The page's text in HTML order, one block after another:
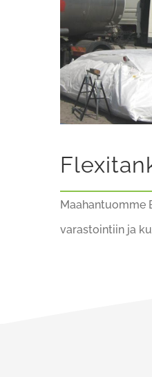
Maahantuomme
varastointiin ja